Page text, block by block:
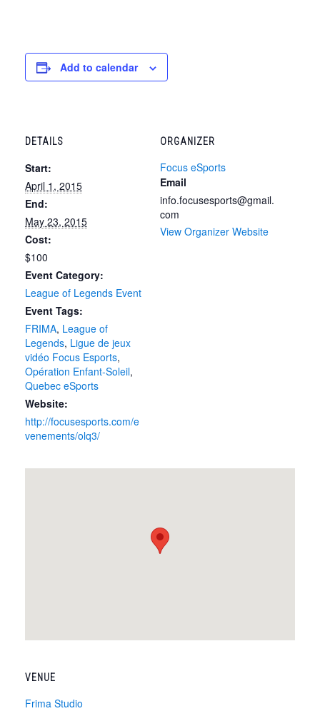
Add to calendar
DETAILS
Start:
April 1, 2015
End:
May 23, 2015
Cost:
$100
Event Category:
League of Legends Event
Event Tags:
FRIMA, League of
Legends, Ligue de jeux
vidéo Focus Esports,
Opération Enfant-Soleil,
Quebec eSports
Website:
http://focusesports.com/e
venements/olq3/
ORGANIZER
Focus eSports
Email
info.focusesports@gmail.
com
View Organizer Website
VENUE
Frima Studio